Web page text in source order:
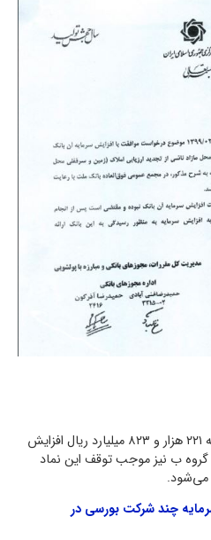
بر این اساس سرمایه بانک ملت به ۲۲۱ هزار و ۸۲۳ میلیارد ریال افزایش
ب نیز موجب توقف این نماد
می‌شود.
چند شرکت بورسی در